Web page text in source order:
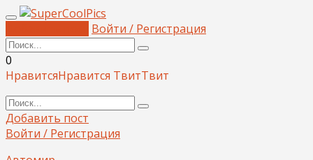
Войти / Регистрация
0
НравитсяНравится ТвитТвит
Добавить пост
Войти / Регистрация